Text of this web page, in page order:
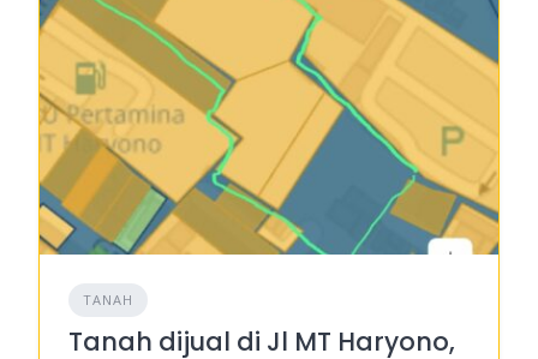
TANAH
Tanah dijual di Jl MT Haryono,